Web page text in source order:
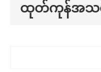
ထုတ်ကုန်အသစ်